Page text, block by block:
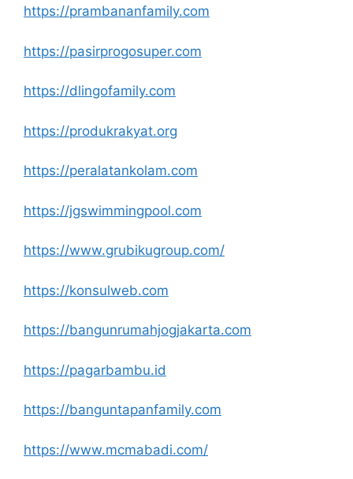
https://prambananfamily.com
https://pasirprogosuper.com
https://dlingofamily.com
https://produkrakyat.org
https://peralatankolam.com
https://jgswimmingpool.com
https://www.grubikugroup.com/
https://konsulweb.com
https://bangunrumahjogjakarta.com
https://pagarbambu.id
https://banguntapanfamily.com
https://www.mcmabadi.com/